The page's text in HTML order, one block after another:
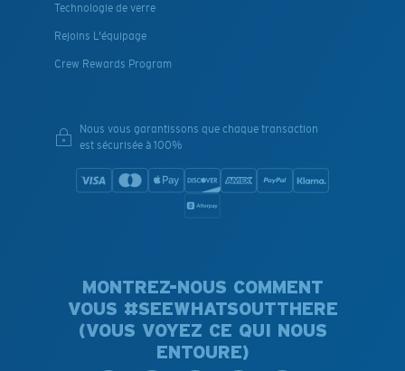
Technologie de verre
Rejoins L'équipage
Crew Rewards Program
Nous vous garantissons que chaque transaction
est sécurisée à 100%
MONTREZ-NOUS COMMENT
VOUS #SEEWHATSOUTTHERE
(VOUS VOYEZ CE QUI NOUS
ENTOURE)